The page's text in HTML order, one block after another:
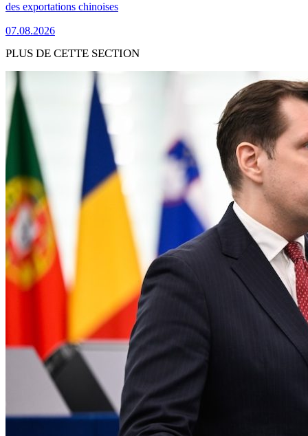
des exportations chinoises
07.08.2026
PLUS DE CETTE SECTION